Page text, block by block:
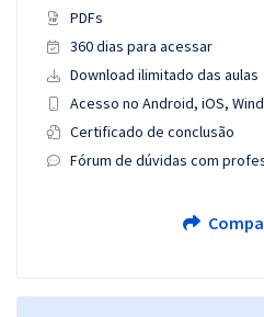
PDFs
360 dias para acessar
Download ilimitado das aulas
Acesso no Android, iOS,
Certificado de conclusão
Fórum de dúvidas com